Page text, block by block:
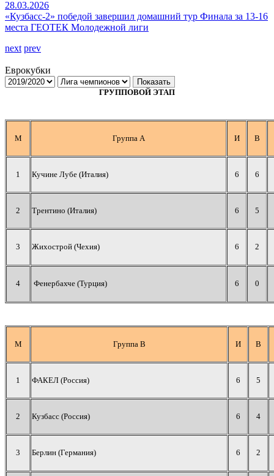
28.03.2026
«Кузбасс-2» победой завершил домашний тур Финала за 13-16
места ГЕОТЕК Молодежной лиги
next prev
Еврокубки
Показать
ГРУППОВОЙ ЭТАП
М Группа А И В
1 Кучине Лубе (Италия) 6 6
2 Трентино (Италия) 6 5
3 Жихострой (Чехия) 6 2
4 Фенербахче (Турция) 6 0
М Группа В И В
1 ФАКЕЛ (Россия) 6 5
2 Кузбасс (Россия) 6 4
3 Берлин (Германия) 6 2